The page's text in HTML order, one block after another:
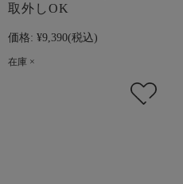
取外しOK
価格: ¥9,390(税込)
在庫 ×